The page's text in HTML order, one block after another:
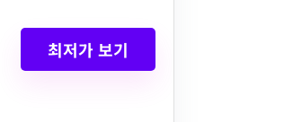
최저가 보기